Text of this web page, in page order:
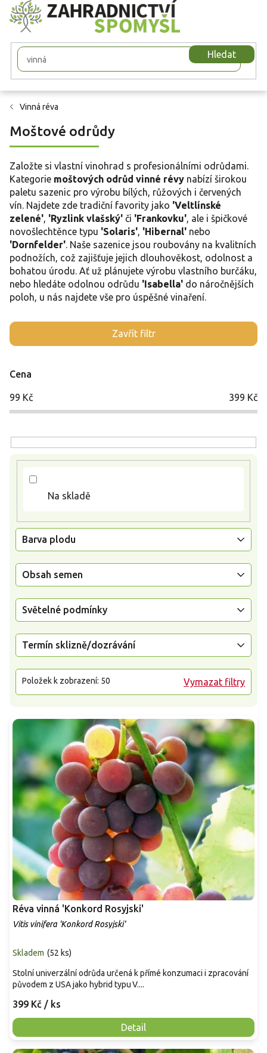
Přejít
na
obsah
Hledat
Vinná réva
Moštové odrůdy
Založte si vlastní vinohrad s profesionálními odrůdami.
Kategorie moštových odrůd vinné révy nabízí širokou
paletu sazenic pro výrobu bílých, růžových i červených
vín. Najdete zde tradiční favority jako 'Veltlínské
zelené' 'Ryzlink vlašský' či 'Frankovku' , ale i špičkové
novošlechtěnce typu 'Solaris' 'Hibernal' nebo
'Dornfelder' . Naše sazenice jsou roubovány na kvalitních
podnožích, což zajišťuje jejich dlouhověkost, odolnost a
bohatou úrodu. Ať už plánujete výrobu vlastního burčáku,
nebo hledáte odolnou odrůdu 'Isabella' do náročnějších
poloh, u nás najdete vše pro úspěšné vinaření.
Zavřít filtr
Cena
99 Kč 399 Kč
Na skladě
Barva plodu
Obsah semen
Světelné podmínky
Termín sklizně/dozrávání
Vymazat filtry
Položek k zobrazení: 50
V
ý
s
p
u
Réva vinná 'Konkord Rosyjski'
Vitis vinifera 'Konkord Rosyjski'
Skladem (52 ks)
399 Kč / ks
Detail
Stolní univerzální odrůda určená k přímé konzumaci i zpracování
původem z USA jako hybrid typu V....